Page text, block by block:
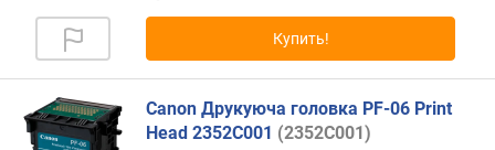
Купить!
Canon Друкуюча головка PF-06 Print
Head 2352C001 (2352C001)